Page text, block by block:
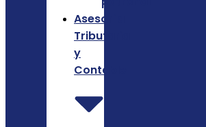
Asesoría
Tributaria
y
Contable